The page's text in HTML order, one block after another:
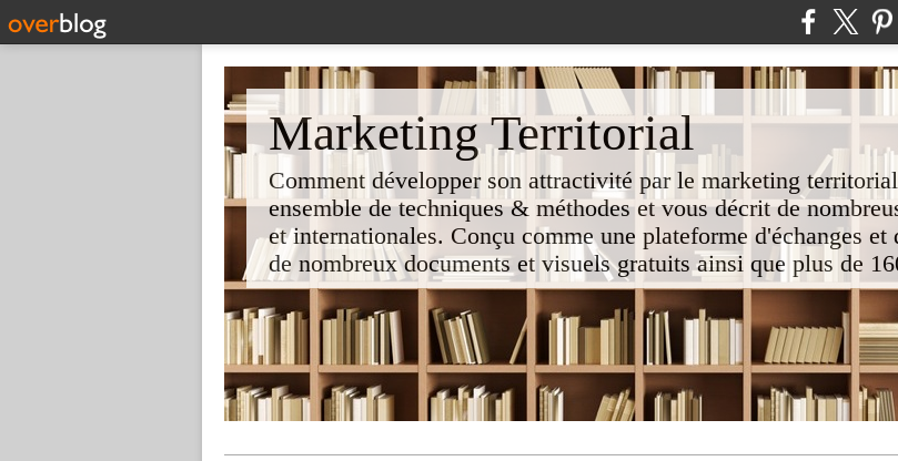
Marketing Territorial
Comment développer son attractivité par le marketing
ensemble de techniques & méthodes et vous décrit de
et internationales. Conçu comme une plateforme d'échanges
de nombreux documents et visuels gratuits ainsi que plus de